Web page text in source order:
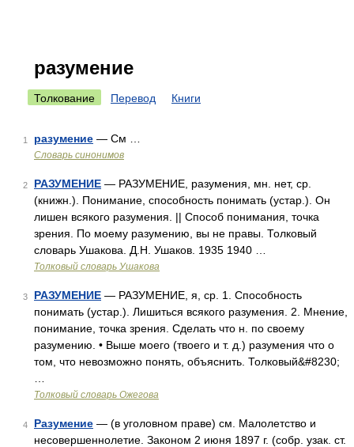
разумение
Толкование Перевод Книги
1 разумение — См …
Словарь синонимов
2 РАЗУМЕНИЕ — РАЗУМЕНИЕ, разумения, мн. нет, ср.
(книжн.). Понимание, способность понимать (устар.). Он
лишен всякого разумения. || Способ понимания, точка
зрения. По моему разумению, вы не правы. Толковый
словарь Ушакова. Д.Н. Ушаков. 1935 1940 …
Толковый словарь Ушакова
3 РАЗУМЕНИЕ — РАЗУМЕНИЕ, я, ср. 1. Способность
понимать (устар.). Лишиться всякого разумения. 2. Мнение,
понимание, точка зрения. Сделать что н. по своему
разумению. • Выше моего (твоего и т. д.) разумения что о
том, что невозможно понять, объяснить. Толковый&#8230;
Толковый словарь Ожегова
4 Разумение — (в уголовном праве) см. Малолетство и
несовершеннолетие. Законом 2 июня 1897 г. (собр. узак. ст.